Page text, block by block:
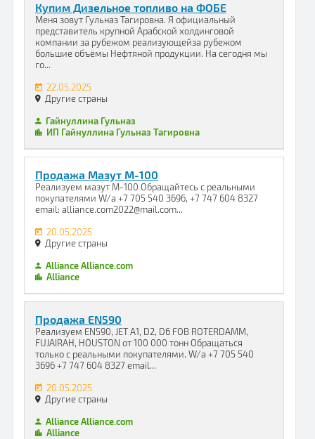
Купим Дизельное топливо на ФОБЕ
Меня зовут Гульназ Тагировна. Я официальный
представитель крупной Арабской холдинговой
компании за рубежом реализующейза рубежом
большие объёмы Нефтяной продукции. На сегодня мы
го...
22.05.2025
Другие страны
Гайнуллина Гульназ
ИП Гайнуллина Гульназ Тагировна
Продажа Мазут М-100
Реализуем мазут М-100 Обращайтесь с реальными
покупателями W/a +7 705 540 3696, +7 747 604 8327
email: alliance.com2022@mail.com...
20.05.2025
Другие страны
Alliance Alliance.com
Alliance
Продажа EN590
Реализуем EN590, JET A1, D2, D6 FOB ROTERDAMM,
FUJAIRAH, HOUSTON от 100 000 тонн Обращаться
только с реальными покупателями. W/a +7 705 540
3696 +7 747 604 8327 email...
20.05.2025
Другие страны
Alliance Alliance.com
Alliance